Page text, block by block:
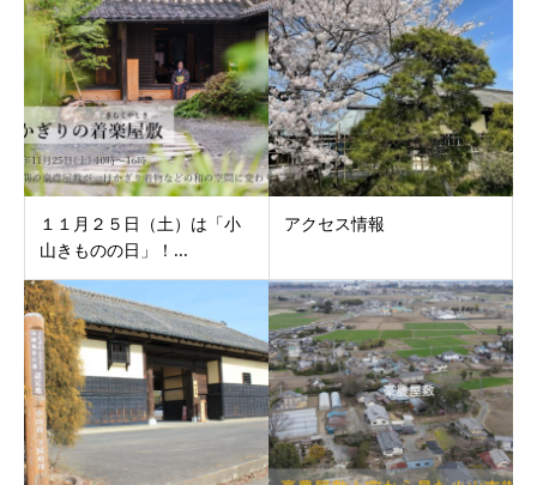
１１月２５日（土）は「小
山きものの日」！...
アクセス情報